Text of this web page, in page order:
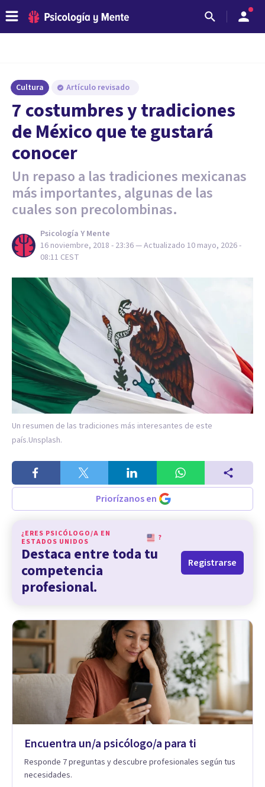
Cultura Artículo revisado
7 costumbres y tradiciones
de México que te gustará
conocer
Un repaso a las tradiciones mexicanas
más importantes, algunas de las
cuales son precolombinas.
Psicología Y Mente
16 noviembre, 2018 - 23:36— Actualizado 10 mayo, 2026 -
08:11 CEST
Un resumen de las tradiciones más interesantes de este
país.Unsplash.
Priorízanos en
¿ERES PSICÓLOGO/A EN
ESTADOS UNIDOS
?
Destaca entre toda tu
competencia
profesional.
Registrarse
Encuentra un/a psicólogo/a para ti
Responde 7 preguntas y descubre profesionales según tus
necesidades.